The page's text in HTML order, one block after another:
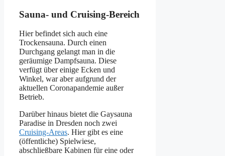
Sauna- und Cruising-Bereich
Hier befindet sich auch eine
Trockensauna. Durch einen
Durchgang gelangt man in die
geräumige Dampfsauna. Diese
verfügt über einige Ecken und
Winkel, war aber aufgrund der
aktuellen Coronapandemie außer
Betrieb.
Darüber hinaus bietet die Gaysauna
Paradise in Dresden noch zwei
Cruising-Areas. Hier gibt es eine
(öffentliche) Spielwiese,
abschließbare Kabinen für eine oder